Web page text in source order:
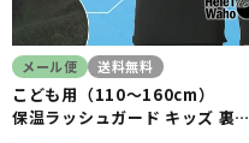
メール便 送料無料
こども用（110～160cm）
保温ラッシュガード キッズ 裏起